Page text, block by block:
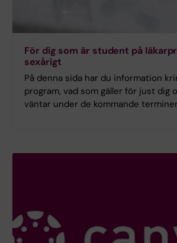
För dig som är student på
sexårigt
På denna sida har du information
program, vad som gäller för just dig
väntar under de kommande